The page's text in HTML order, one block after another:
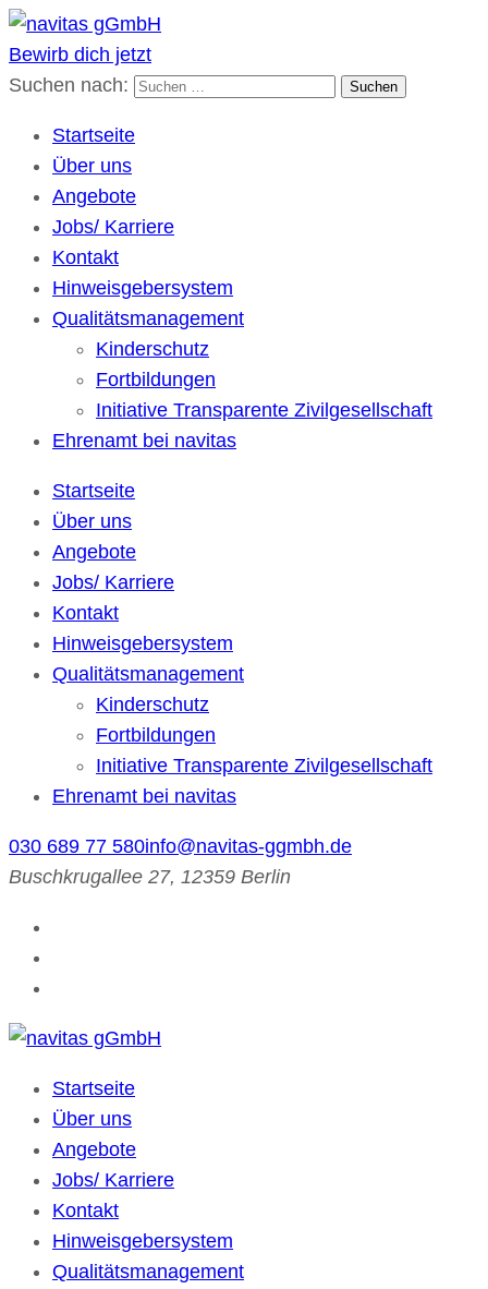
navitas gGmbH
Kulturübergreifende Gesellschaft für soziale Dienste
Bewirb dich jetzt
Suchen nach:
Startseite
Über uns
Angebote
Jobs/ Karriere
Kontakt
Hinweisgebersystem
Qualitätsmanagement
Kinderschutz
Fortbildungen
Initiative Transparente Zivilgesellschaft
Ehrenamt bei navitas
Startseite
Über uns
Angebote
Jobs/ Karriere
Kontakt
Hinweisgebersystem
Qualitätsmanagement
Kinderschutz
Fortbildungen
Initiative Transparente Zivilgesellschaft
Ehrenamt bei navitas
030 689 77 580info@navitas-ggmbh.de
Buschkrugallee 27, 12359 Berlin
navitas gGmbH
Kulturübergreifende Gesellschaft für soziale Dienste
Startseite
Über uns
Angebote
Jobs/ Karriere
Kontakt
Hinweisgebersystem
Qualitätsmanagement